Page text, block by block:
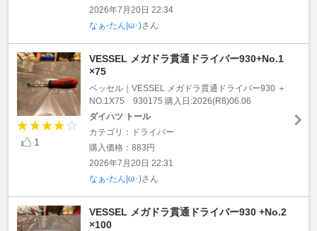
2026年7月20日 22:34
なぁ-たん|ω･)さん
1
VESSEL メガドラ貫通ドライバー930+No.1
×75
ベッセル｜VESSEL メガドラ貫通ドライバー930 ＋
NO.1X75 930175 購入日:2026(R8)06.06
ダイハツ トール
カテゴリ：ドライバー
購入価格：883円
2026年7月20日 22:31
なぁ-たん|ω･)さん
VESSEL メガドラ貫通ドライバー930 +No.2
×100